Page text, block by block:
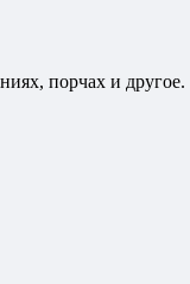
порчах и другое.